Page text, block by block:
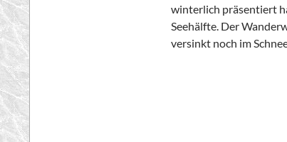
winterlich präsentiert
Seehälfte. Der
versinkt noch im